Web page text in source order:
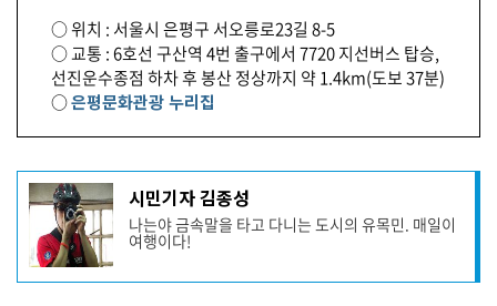
○ 위치 : 서울시 은평구 서오릉로23길 8-5
○ 교통 : 6호선 구산역 4번 출구에서 7720 지선버스 탑승,
선진운수종점 하차 후 봉산 정상까지 약 1.4km(도보 37분)
○은평문화관광 누리집
기
사
작
성
자
프
시민기자 김종성
나는야 금속말을 타고 다니는 도시의 유목민. 매일이
여행이다!